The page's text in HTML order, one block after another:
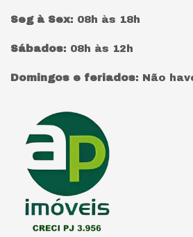
Seg à Sex: 08h às 18h
Sábados: 08h às 12h
Domingos e feriados: Não
Página inicial